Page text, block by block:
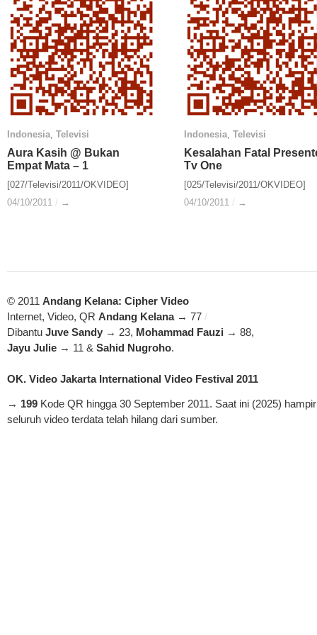
Indonesia, Televisi
Aura Kasih @ Bukan
Empat Mata – 1
[027/Televisi/2011/OKVIDEO]
04/10/2011 / →
Indonesia Televisi
Aura Kasih @ Bukan
Empat Mata – 1
04/10/2011 / →
Indonesia, Televisi
Kesalahan Fatal
Tv One
[025/Televisi/2011/OKVIDEO]
04/10/2011 / →
Indonesia Televisi
Kesalahan Fatal
Tv One
04/10/2011 / →
© 2011 Andang Kelana: Cipher Video
Internet, Video, QR Andang Kelana→ 77 /
Dibantu Juve Sandy → 23, Mohammad Fauzi → 88,
Jayu Julie → 11 & Sahid Nugroho.
OK. Video Jakarta International Video Festival 2011
→ 199 Kode QR hingga 30 September 2011. Saat ini (2025) hampir
seluruh video terdata telah hilang dari sumber.